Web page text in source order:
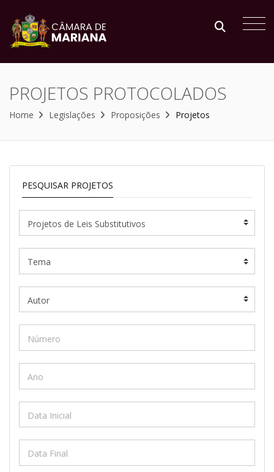
PROJETOS PROTOCOLADOS
Home Legislações Proposições Projetos
PESQUISAR PROJETOS